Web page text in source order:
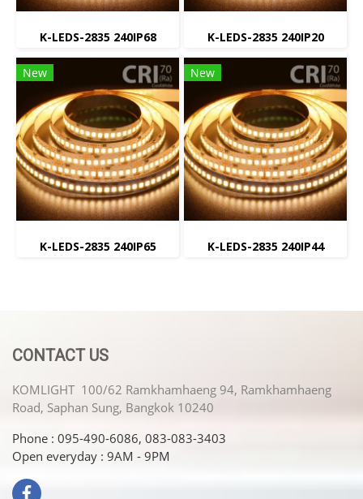
K-LEDS-2835 240IP68 K-LEDS-2835 240IP20
New
K-LEDS-2835 240IP65
New
K-LEDS-2835 240IP44
CONTACT US
KOMLIGHT 100/62 Ramkhamhaeng 94, Ramkhamhaeng
Road, Saphan Sung, Bangkok 10240
Phone : 095-490-6086, 083-083-3403
Open everyday : 9AM - 9PM